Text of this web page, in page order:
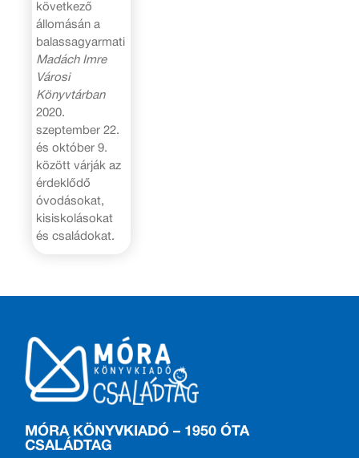
következő
állomásán a
balassagyarmati
Madách Imre
Városi
Könyvtárban
2020.
szeptember 22.
és október 9.
között várják az
érdeklődő
óvodásokat,
kisiskolásokat
és családokat.
MÓRA KÖNYVKIADÓ – 1950 ÓTA
CSALÁDTAG